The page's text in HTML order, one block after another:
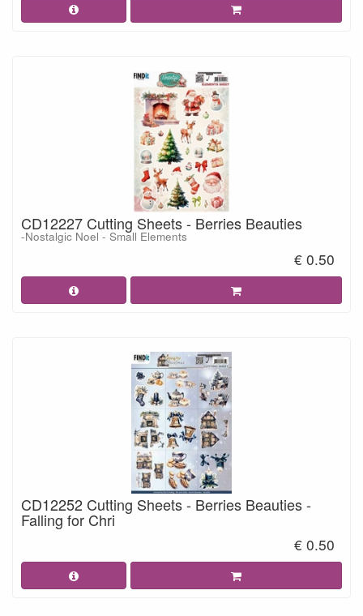
CD12227 Cutting Sheets - Berries Beauties
-Nostalgic Noel - Small Elements
€ 0.50
CD12252 Cutting Sheets - Berries Beauties -
Falling for Chri
€ 0.50